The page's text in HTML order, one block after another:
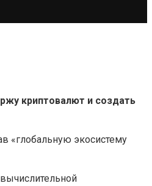
криптовалют и создать
«глобальную экосистему